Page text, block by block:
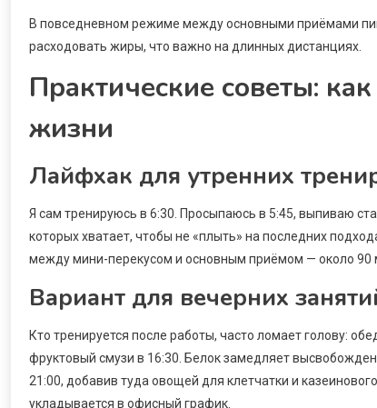
В повседневном режиме между основными приёмами
расходовать жиры, что важно на длинных дистанциях.
Практические советы:
жизни
Лайфхак для утренних
Я сам тренируюсь в 6:30. Просыпаюсь в 5:45, выпиваю
которых хватает, чтобы не «плыть» на последних
между мини-перекусом и основным приёмом — около 90
Вариант для вечерних
Кто тренируется после работы, часто ломает голову:
фруктовый смузи в 16:30. Белок замедляет
21:00, добавив туда овощей для клетчатки и
укладывается в офисный график.